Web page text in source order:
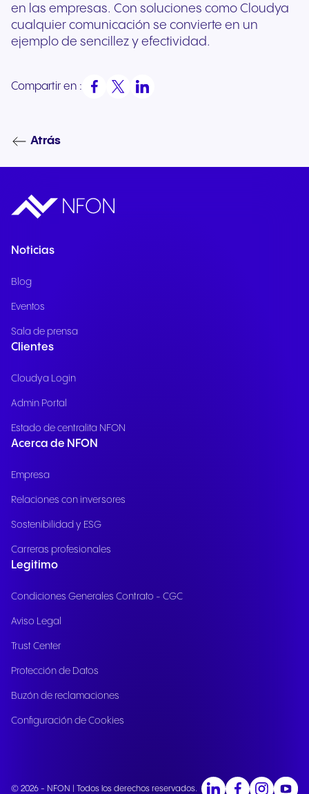
en las empresas. Con soluciones como Cloudya
cualquier comunicación se convierte en un
ejemplo de sencillez y efectividad.
Compartir en :
Atrás
Noticias
Blog
Eventos
Sala de prensa
Clientes
Cloudya Login
Admin Portal
Estado de centralita NFON
Acerca de NFON
Empresa
Relaciones con inversores
Sostenibilidad y ESG
Carreras profesionales
Legitimo
Condiciones Generales Contrato - CGC
Aviso Legal
Trust Center
Protección de Datos
Buzón de reclamaciones
Configuración de Cookies
© 2026 - NFON | Todos los derechos reservados.